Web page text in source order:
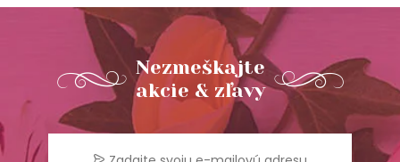
Nezmeškajte
akcie & zľavy